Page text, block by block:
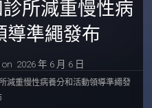
所減重慢性病
導準繩發布
on 2026 年 6 月 6 日
減重慢性病養分和活動領導準繩發